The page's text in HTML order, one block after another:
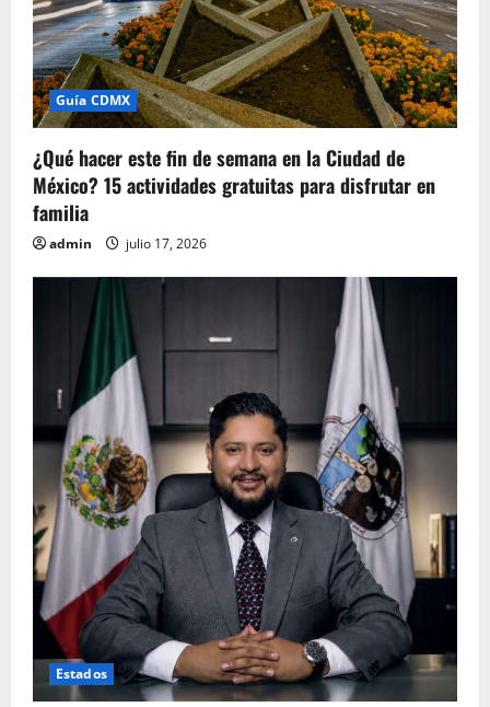
Guía CDMX
¿Qué hacer este fin de semana en la Ciudad de
México? 15 actividades gratuitas para disfrutar en
familia
admin julio 17, 2026
Estados